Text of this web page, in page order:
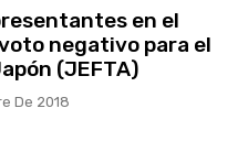
en el
negativo para el
(JEFTA)
De 2018